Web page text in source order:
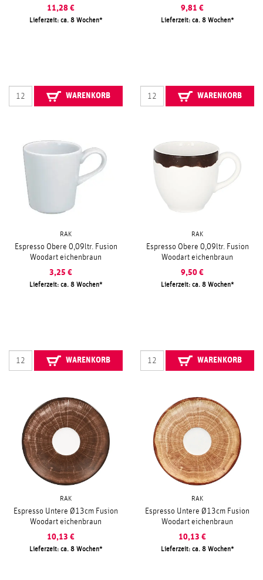
11,28 €
Lieferzeit: ca. 8 Wochen
WARENKORB
9,81 €
Lieferzeit: ca. 8 Wochen
WARENKORB
RAK
Espresso Obere 0,09ltr. Fusion
Woodart eichenbraun
3,25 €
Lieferzeit: ca. 8 Wochen
WARENKORB
RAK
Espresso Obere 0,09ltr. Fusion
Woodart eichenbraun
9,50 €
Lieferzeit: ca. 8 Wochen
WARENKORB
RAK
Espresso Untere Ø13cm Fusion
Woodart eichenbraun
10,13 €
Lieferzeit: ca. 8 Wochen
RAK
Espresso Untere Ø13cm Fusion
Woodart eichenbraun
10,13 €
Lieferzeit: ca. 8 Wochen